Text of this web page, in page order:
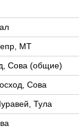
МТ
Сова (общие)
Сова
Тула